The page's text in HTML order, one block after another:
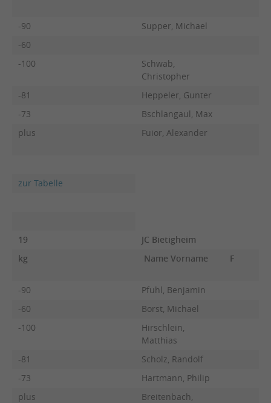
-90
Supper, Michael
-60
-100
Schwab,
Christopher
-81
Heppeler, Gunter
-73
Bschlangaul, Max
plus
Fuior, Alexander
zur Tabelle
19
JC Bietigheim
kg
Name Vorname F
-90
Pfuhl, Benjamin
-60
Borst, Michael
-100
Hirschlein,
Matthias
-81
Scholz, Randolf
-73
Hartmann, Philip
plus
Breitenbach,